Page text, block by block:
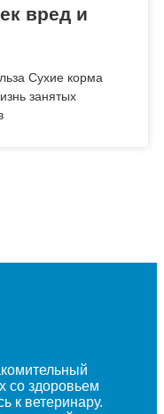
вред и
Сухие корма
занятых
со здоровьем
к ветеринару.